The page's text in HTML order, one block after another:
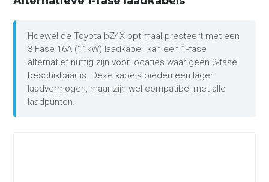
Hoewel de Toyota bZ4X optimaal presteert met een
3 Fase 16A (11kW) laadkabel, kan een 1-fase
alternatief nuttig zijn voor locaties waar geen 3-fase
beschikbaar is. Deze kabels bieden een lager
laadvermogen, maar zijn wel compatibel met alle
laadpunten.